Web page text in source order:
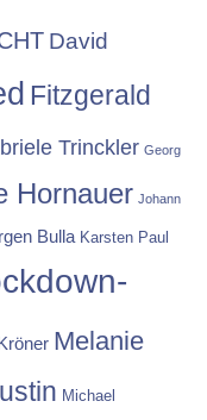
David
Fitzgerald
Trinckler Georg
Hornauer Johann
Bulla Karsten Paul
Melanie
Michael